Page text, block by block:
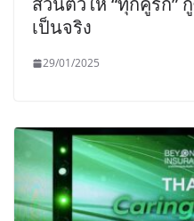
เป็นจริง
29/01/2025